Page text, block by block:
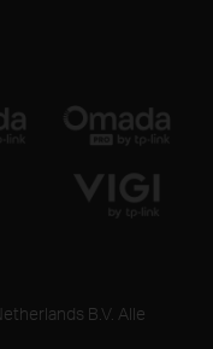
B.V. Alle